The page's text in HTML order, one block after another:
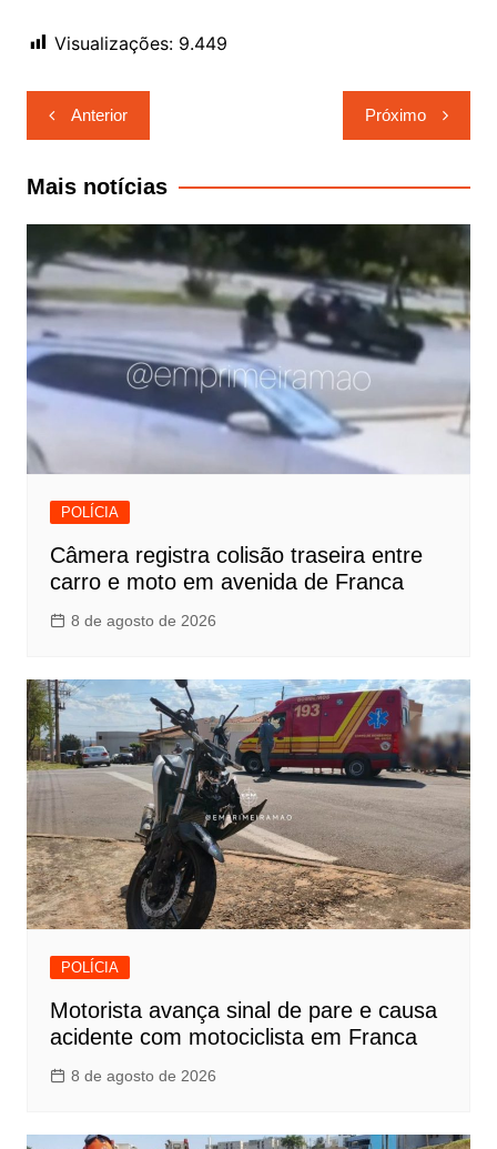
Visualizações: 9.449
Navegação
de
Post
Anterior Próximo
Mais notícias
POLÍCIA
Câmera registra colisão traseira entre
carro e moto em avenida de Franca
8 de agosto de 2026
POLÍCIA
Motorista avança sinal de pare e causa
acidente com motociclista em Franca
8 de agosto de 2026